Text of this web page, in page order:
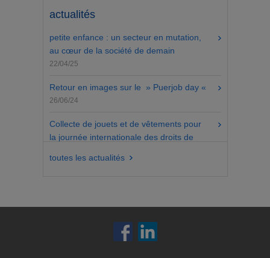
actualités
petite enfance : un secteur en mutation,
au cœur de la société de demain
22/04/25
Retour en images sur le » Puerjob day «
26/06/24
Collecte de jouets et de vêtements pour
la journée internationale des droits de
Jbm vous attend au salon de l’infirmier.
toutes les actualités